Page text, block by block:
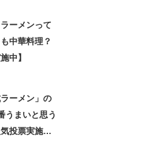
ーメンって
中華料理？
中】
ラーメン」の
まいと思う
投票実施